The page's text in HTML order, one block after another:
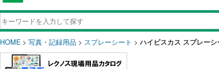
HOME > 写真・記録用品 > スプレーシート >ハイビスカス スプレー